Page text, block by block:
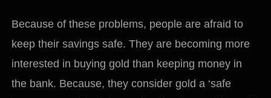
Because of these problems, people are afraid to
keep their savings safe. They are becoming more
interested in buying gold than keeping money in
the bank. Because, they consider gold a ‘safe